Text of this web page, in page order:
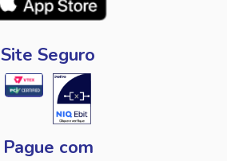
Site Seguro
Pague com